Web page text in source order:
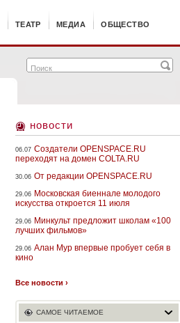
ТЕАТР МЕДИА ОБЩЕСТВО
новости
06.07 Создатели OPENSPACE.RU
переходят на домен COLTA.RU
30.06 От редакции OPENSPACE.RU
29.06 Московская биеннале молодого
искусства откроется 11 июля
29.06 Минкульт предложит школам «100
лучших фильмов»
29.06 Алан Мур впервые пробует себя в
кино
Все новости ›
САМОЕ ЧИТАЕМОЕ